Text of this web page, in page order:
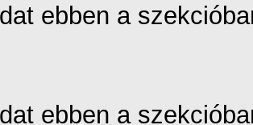
ebben a
ebben a